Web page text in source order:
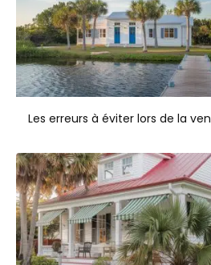
Les erreurs à éviter lors de la